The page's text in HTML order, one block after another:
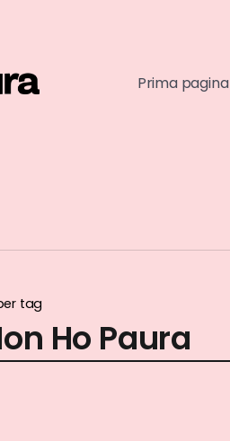
Prima pagina
tag
Ho Paura